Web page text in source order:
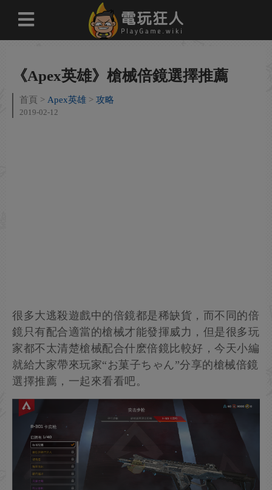
《Apex英雄》槍械倍鏡選擇推薦
首頁 Apex英雄 攻略
2019-02-12
很多大逃殺遊戲中的倍鏡都是稀缺貨，而不同的倍
鏡只有配合適當的槍械才能發揮威力，但是很多玩
家都不太清楚槍械配合什麽倍鏡比較好，今天小編
就給大家帶來玩家“お菓子ちゃん”分享的槍械倍鏡
選擇推薦，一起來看看吧。